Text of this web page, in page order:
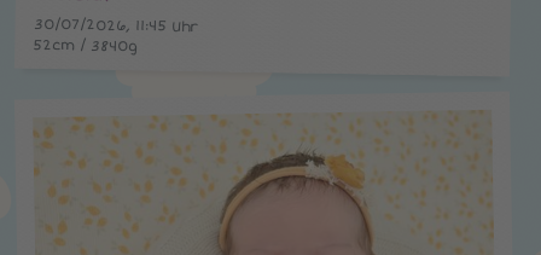
30/07/2026, 11:45 Uhr
52cm / 3840g